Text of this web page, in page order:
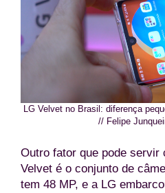
LG Velvet no Brasil: diferença
// Felipe
Outro fator que pode servir
Velvet é o conjunto de
tem 48 MP, e a LG